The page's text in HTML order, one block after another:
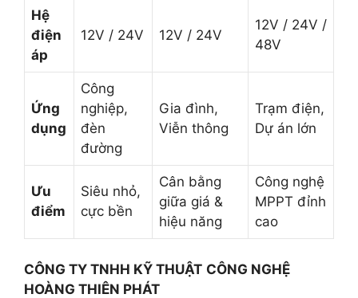
Hệ
điện
áp
12V / 24V 12V / 24V
12V / 24V /
48V
Ứng
dụng
Công
nghiệp,
đèn
đường
Gia đình,
Viễn thông
Trạm điện,
Dự án lớn
Ưu
điểm
Siêu nhỏ,
cực bền
Cân bằng
giữa giá &
hiệu năng
Công nghệ
MPPT đỉnh
cao
CÔNG TY TNHH KỸ THUẬT CÔNG NGHỆ
HOÀNG THIÊN PHÁT